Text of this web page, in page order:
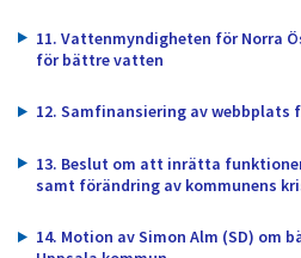
11. Vattenmyndigheten för Norra
för bättre vatten
12. Samfinansiering av
13. Beslut om att inrätta
samt förändring av kommunens
14. Motion av Simon Alm (SD) om